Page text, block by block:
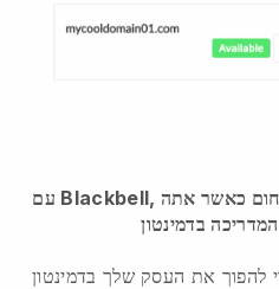
עם Blackbell, אתה יכול בקלות לקנות שם תחום כאשר אתה
להפוך את העסק שלך בדמינטון